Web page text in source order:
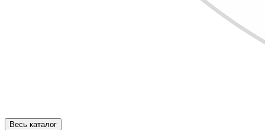
Весь каталог